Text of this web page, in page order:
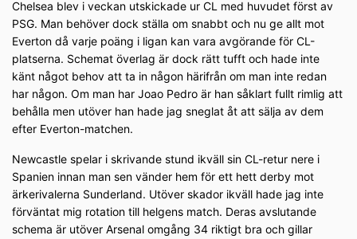
Chelsea blev i veckan utskickade ur CL med huvudet först av
PSG. Man behöver dock ställa om snabbt och nu ge allt mot
Everton då varje poäng i ligan kan vara avgörande för CL-
platserna. Schemat överlag är dock rätt tufft och hade inte
känt något behov att ta in någon härifrån om man inte redan
har någon. Om man har Joao Pedro är han såklart fullt rimlig att
behålla men utöver han hade jag sneglat åt att sälja av dem
efter Everton-matchen.
Newcastle spelar i skrivande stund ikväll sin CL-retur nere i
Spanien innan man sen vänder hem för ett hett derby mot
ärkerivalerna Sunderland. Utöver skador ikväll hade jag inte
förväntat mig rotation till helgens match. Deras avslutande
schema är utöver Arsenal omgång 34 riktigt bra och gillar